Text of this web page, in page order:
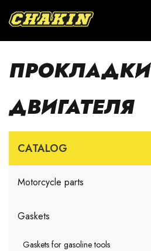
ПРОКЛАДКИ
ДВИГАТЕЛЯ
CATALOG
Motorcycle parts
Gaskets
Gaskets for gasoline tools